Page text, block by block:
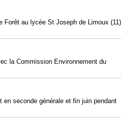
Forêt au lycée St Joseph de Limoux (11)
la Commission Environnement du
en seconde générale et fin juin pendant